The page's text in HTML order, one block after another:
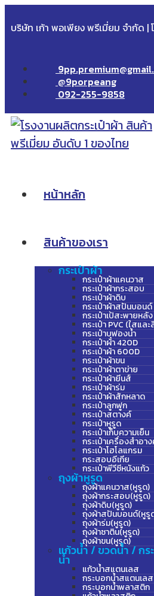
บริษัท เก้า พอเพียง พรีเมี่ยม จำกัด |
@9porpeang
092-255-9858
หน้าหลัก
สินค้าของเรา
กระเป๋าผ้า
กระเป๋าผ้าแคนวาส
กระเป๋าผ้ากระสอบ
กระเป๋าผ้าดิบ
กระเป๋าผ้าสปันบอนด์
กระเป๋าเป้สะพายหลัง
กระเป๋า PVC (ใสแล
กระเป๋าบุฟองน้ำ
กระเป๋าผ้า 420D
กระเป๋าผ้า 600D
กระเป๋าผ้าขน
กระเป๋าผ้าตาข่าย
กระเป๋าผ้ายีนส์
กระเป๋าผ้าร่ม
กระเป๋าผ้าสักหลาด
กระเป๋าลูกฟูก
กระเป๋าสตางค์
กระเป๋าหูรูด
กระเป๋าเก็บความเย็น
กระเป๋าเครื่องสำอา
กระเป๋าโฮโลแกรม
กระสอบอีเกีย
กระเป๋าพีวีซีหนังแก้ว
ถุงผ้าหูรูด
ถุงผ้าแคนวาส(หูรูด)
ถุงผ้ากระสอบ(หูรูด)
ถุงผ้าดิบ(หูรูด)
ถุงผ้าสปันบอนด์(หูรู
ถุงผ้าร่ม(หูรูด)
ถุงผ้าซาติน(หูรูด)
ถุงผ้าขน(หูรูด)
แก้วน้ำ / ขวดน้ำ / กร
น้ำ
แก้วน้ำสแตนเลส
กระบอกน้ำสแตนเลส
กระบอกน้ำพลาสติก